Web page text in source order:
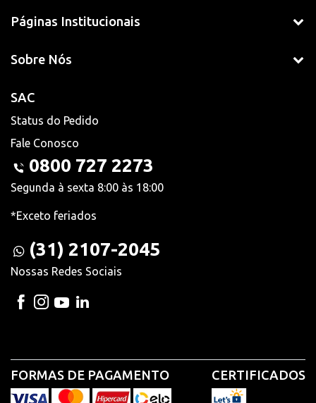
Páginas Institucionais
Sobre Nós
SAC
Status do Pedido
Fale Conosco
0800 727 2273
Segunda à sexta 8:00 às 18:00
*Exceto feriados
(31) 2107-2045
Nossas Redes Sociais
FORMAS DE PAGAMENTO CERTIFICADOS